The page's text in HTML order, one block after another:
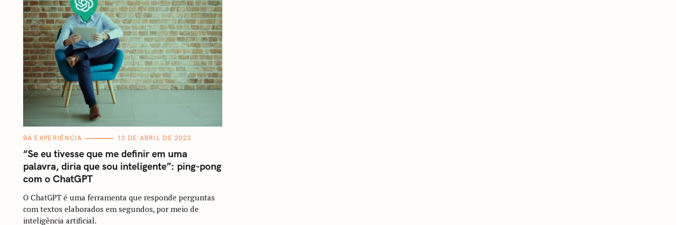
C
T
G
O
R
I
S
BÁ EXPERIÊNCIA 13 DE ABRIL DE 2023
“Se eu tivesse que me definir em uma
palavra, diria que sou inteligente”: ping-pong
com o ChatGPT
O ChatGPT é uma ferramenta que responde perguntas
com textos elaborados em segundos, por meio de
inteligência artificial.